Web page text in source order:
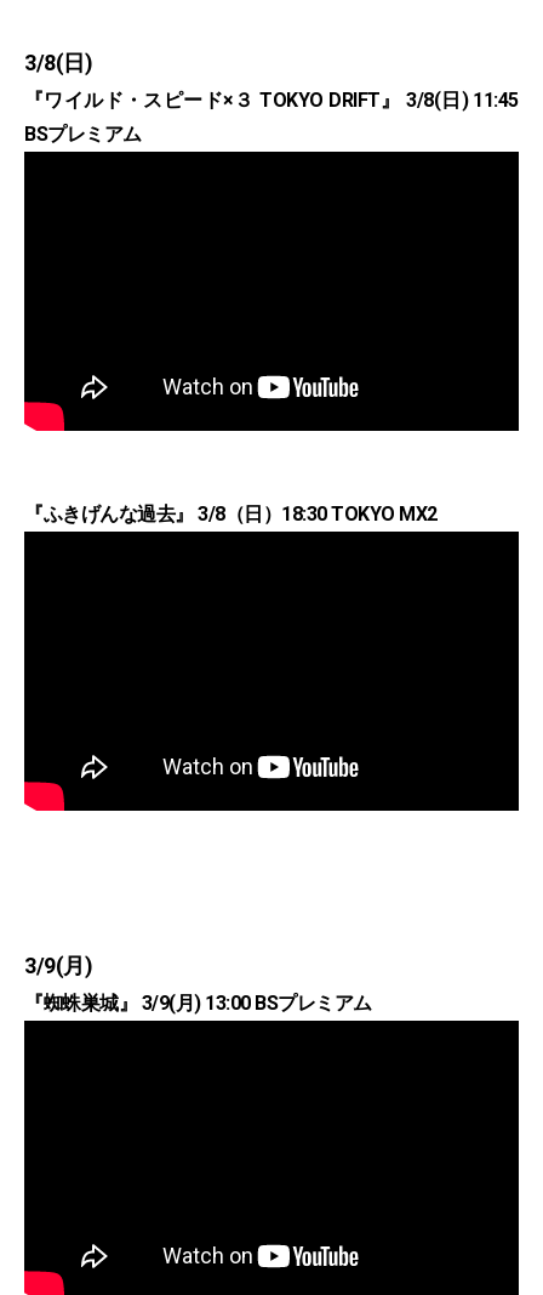
3/8(日)
『ワイルド・スピード×３ TOKYO DRIFT』 3/8(日) 11:45
BSプレミアム
『ふきげんな過去』 3/8（日）18:30 TOKYO MX2
3/9(月)
『蜘蛛巣城』 3/9(月) 13:00 BSプレミアム